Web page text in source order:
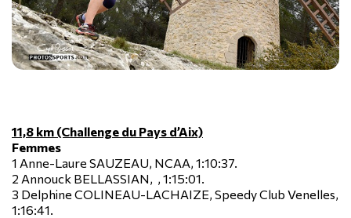
11,8 km (Challenge du Pays d’Aix)
Femmes
1 Anne-Laure SAUZEAU, NCAA, 1:10:37.
2 Annouck BELLASSIAN, , 1:15:01.
3 Delphine COLINEAU-LACHAIZE, Speedy Club Venelles,
1:16:41.